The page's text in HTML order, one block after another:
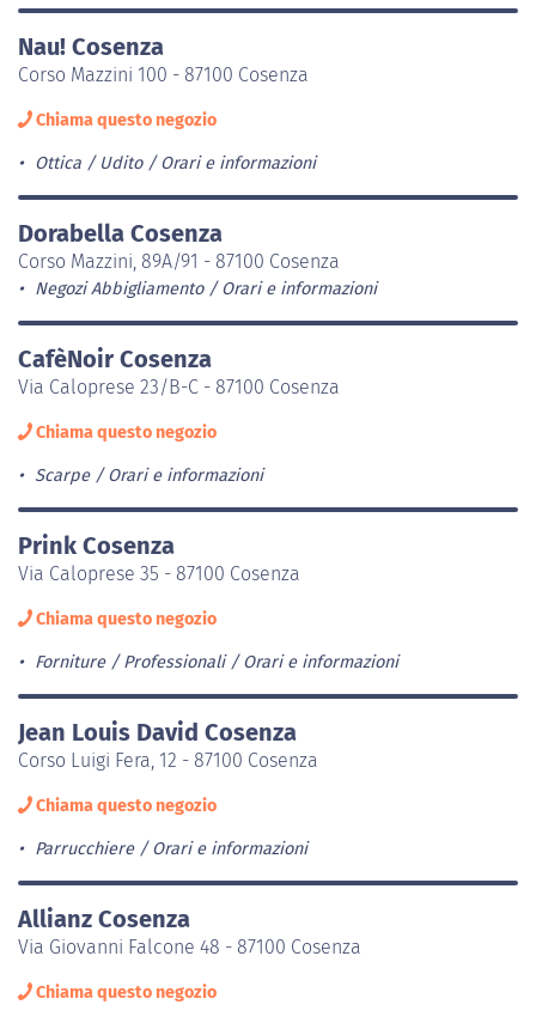
Nau! Cosenza
Corso Mazzini 100 - 87100 Cosenza
Chiama questo negozio
Ottica / Udito Orari e informazioni
Dorabella Cosenza
Corso Mazzini, 89A/91 - 87100 Cosenza
Negozi Abbigliamento Orari e informazioni
CafèNoir Cosenza
Via Caloprese 23/B-C - 87100 Cosenza
Chiama questo negozio
Scarpe Orari e informazioni
Prink Cosenza
Via Caloprese 35 - 87100 Cosenza
Chiama questo negozio
Forniture / Professionali Orari e informazioni
Jean Louis David Cosenza
Corso Luigi Fera, 12 - 87100 Cosenza
Chiama questo negozio
Parrucchiere Orari e informazioni
Allianz Cosenza
Via Giovanni Falcone 48 - 87100 Cosenza
Chiama questo negozio